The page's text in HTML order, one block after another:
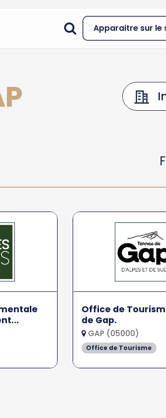
Apparaitre sur le
Office de
de Gap.
GAP (05000)
Office de Tourisme